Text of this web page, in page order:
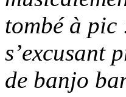
tombé à pic
s’excusant
de banjo